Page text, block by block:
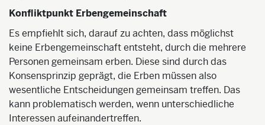
Konfliktpunkt Erbengemeinschaft
Es empfiehlt sich, darauf zu achten, dass möglichst
keine Erbengemeinschaft entsteht, durch die mehrere
Personen gemeinsam erben. Diese sind durch das
Konsensprinzip geprägt, die Erben müssen also
wesentliche Entscheidungen gemeinsam treffen. Das
kann problematisch werden, wenn unterschiedliche
Interessen aufeinandertreffen.